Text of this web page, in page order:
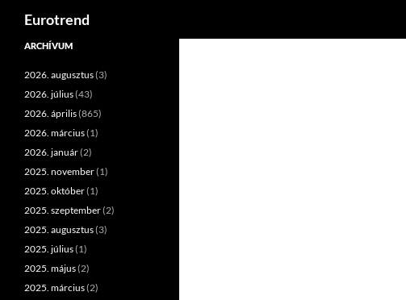
Kilépés
Eurotrend
ARCHÍVUM
2026. augusztus(3)
2026. július(43)
2026. április(865)
2026. március(1)
2026. január(2)
2025. november(1)
2025. október(1)
2025. szeptember(2)
2025. augusztus(3)
2025. július(1)
2025. május(2)
2025. március(2)